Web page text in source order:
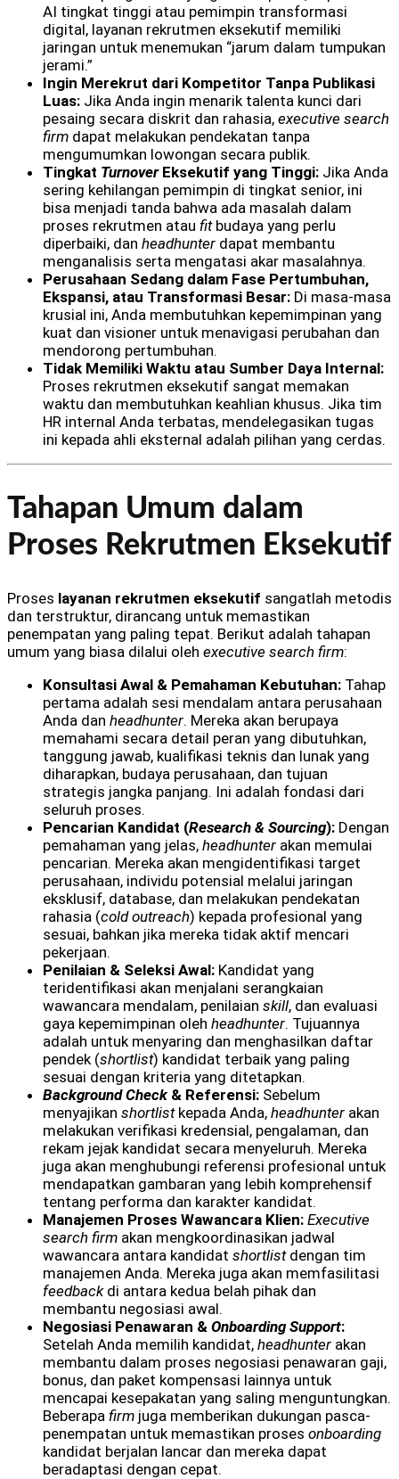
AI tingkat tinggi atau pemimpin transformasi
digital, layanan rekrutmen eksekutif memiliki
jaringan untuk menemukan “jarum dalam tumpukan
jerami.”
Ingin Merekrut dari Kompetitor Tanpa Publikasi
Luas: Jika Anda ingin menarik talenta kunci dari
pesaing secara diskrit dan rahasia, executive search
firm dapat melakukan pendekatan tanpa
mengumumkan lowongan secara publik.
Tingkat TurnoverEksekutif yang Tinggi: Jika Anda
sering kehilangan pemimpin di tingkat senior, ini
bisa menjadi tanda bahwa ada masalah dalam
proses rekrutmen atau fitbudaya yang perlu
diperbaiki, dan headhunter dapat membantu
menganalisis serta mengatasi akar masalahnya.
Perusahaan Sedang dalam Fase Pertumbuhan,
Ekspansi, atau Transformasi Besar: Di masa-masa
krusial ini, Anda membutuhkan kepemimpinan yang
kuat dan visioner untuk menavigasi perubahan dan
mendorong pertumbuhan.
Tidak Memiliki Waktu atau Sumber Daya Internal:
Proses rekrutmen eksekutif sangat memakan
waktu dan membutuhkan keahlian khusus. Jika tim
HR internal Anda terbatas, mendelegasikan tugas
ini kepada ahli eksternal adalah pilihan yang cerdas.
Tahapan Umum dalam
Proses Rekrutmen Eksekutif
Proses layanan rekrutmen eksekutif sangatlah metodis
dan terstruktur, dirancang untuk memastikan
penempatan yang paling tepat. Berikut adalah tahapan
umum yang biasa dilalui oleh executive search firm:
Konsultasi Awal & Pemahaman Kebutuhan: Tahap
pertama adalah sesi mendalam antara perusahaan
Anda dan headhunter. Mereka akan berupaya
memahami secara detail peran yang dibutuhkan,
tanggung jawab, kualifikasi teknis dan lunak yang
diharapkan, budaya perusahaan, dan tujuan
strategis jangka panjang. Ini adalah fondasi dari
seluruh proses.
Pencarian Kandidat (Research & Sourcing): Dengan
pemahaman yang jelas, headhunter akan memulai
pencarian. Mereka akan mengidentifikasi target
perusahaan, individu potensial melalui jaringan
eksklusif, database, dan melakukan pendekatan
rahasia (cold outreach) kepada profesional yang
sesuai, bahkan jika mereka tidak aktif mencari
pekerjaan.
Penilaian & Seleksi Awal: Kandidat yang
teridentifikasi akan menjalani serangkaian
wawancara mendalam, penilaian skill, dan evaluasi
gaya kepemimpinan oleh headhunter. Tujuannya
adalah untuk menyaring dan menghasilkan daftar
pendek (shortlist) kandidat terbaik yang paling
sesuai dengan kriteria yang ditetapkan.
Background Check& Referensi: Sebelum
menyajikan shortlistkepada Anda, headhunter akan
melakukan verifikasi kredensial, pengalaman, dan
rekam jejak kandidat secara menyeluruh. Mereka
juga akan menghubungi referensi profesional untuk
mendapatkan gambaran yang lebih komprehensif
tentang performa dan karakter kandidat.
Manajemen Proses Wawancara Klien: Executive
search firm akan mengkoordinasikan jadwal
wawancara antara kandidat shortlistdengan tim
manajemen Anda. Mereka juga akan memfasilitasi
feedbackdi antara kedua belah pihak dan
membantu negosiasi awal.
Negosiasi Penawaran & Onboarding Support:
Setelah Anda memilih kandidat, headhunter akan
membantu dalam proses negosiasi penawaran gaji,
bonus, dan paket kompensasi lainnya untuk
mencapai kesepakatan yang saling menguntungkan.
Beberapa firm juga memberikan dukungan pasca-
penempatan untuk memastikan proses onboarding
kandidat berjalan lancar dan mereka dapat
beradaptasi dengan cepat.